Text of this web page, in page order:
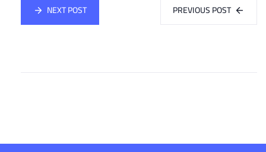
PREVIOUS POST
NEXT POST